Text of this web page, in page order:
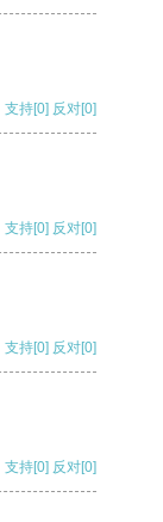
支持[0] 反对[0]
支持[0] 反对[0]
支持[0] 反对[0]
支持[0] 反对[0]